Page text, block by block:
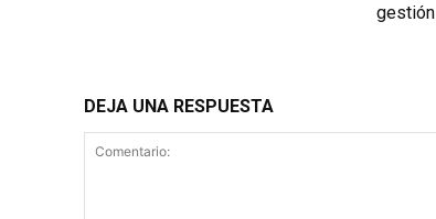
gestión
DEJA UNA RESPUESTA